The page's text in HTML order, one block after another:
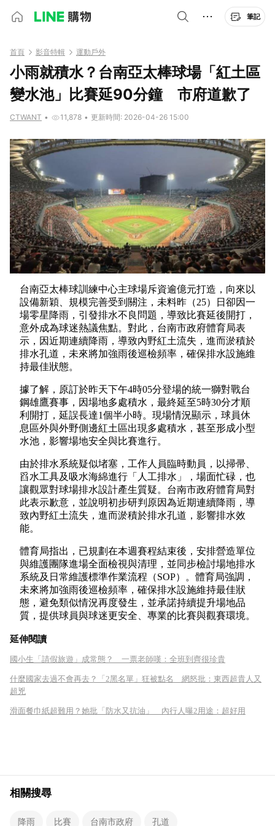
筆記
首頁 影音特輯 運動戶外
小雨就積水？台南亞太棒球場「紅土區
變水池」比賽延90分鐘 市府道歉了
CTWANT • 11,878 • 更新時間: 2026-04-26 15:00
台南亞太棒球訓練中心主球場斥資逾億元打造，向來以
設備新穎、規模完善受到關注，未料昨（25）日卻因一
場零星降雨，引發排水不良問題，導致比賽延後開打，
意外成為球迷熱議焦點。對此，台南市政府體育局表
示，因近期連續降雨，導致內野紅土流失，進而淤積於
排水孔道，未來將加強雨後巡檢頻率，確保排水設施維
持最佳狀態。
據了解，原訂於昨天下午4時05分登場的統一獅對戰台
鋼雄鷹賽事，因場地多處積水，最終延至5時30分才順
利開打，延誤長達1個半小時。現場情況顯示，球員休
息區外與外野側邊紅土區出現多處積水，甚至形成小型
水池，影響場地安全與比賽進行。
由於排水系統疑似堵塞，工作人員臨時動員，以掃帚、
舀水工具及吸水海綿進行「人工排水」，場面忙碌，也
讓觀眾對球場排水設計產生質疑。台南市政府體育局對
此表示歉意，並說明初步研判原因為近期連續降雨，導
致內野紅土流失，進而淤積於排水孔道，影響排水效
能。
體育局指出，已規劃在本週賽程結束後，安排營造單位
與維護團隊進場全面檢視與清理，並同步檢討場地排水
系統及日常維護標準作業流程（SOP）。體育局強調，
未來將加強雨後巡檢頻率，確保排水設施維持最佳狀
態，避免類似情況再度發生，並承諾持續提升場地品
質，提供球員與球迷更安全、專業的比賽與觀賽環境。
延伸閱讀
國小生「請假旅遊」成常態？ 一票老師嘆：全班到齊很珍貴
什麼國家去過不會再去？「2黑名單」狂被點名 網怒批：東西超貴人又
超兇
滑面餐巾紙超難用？她批「防水又抗油」 內行人曝2用途：超好用
相關搜尋
降雨 比賽 台南市政府 孔道